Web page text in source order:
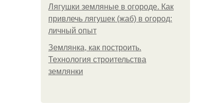
Лягушки земляные в огороде. Как
привлечь лягушек (жаб) в огород:
личный опыт
Землянка, как построить.
Технология строительства
землянки